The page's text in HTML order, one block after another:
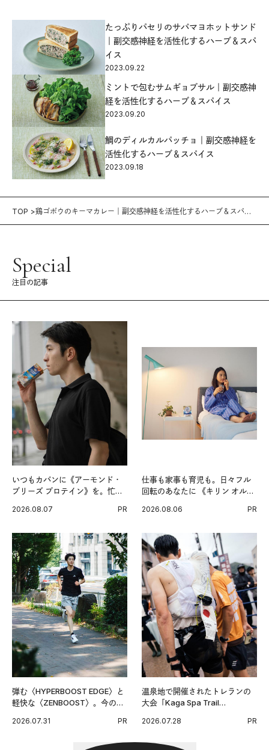
たっぷりパセリのサバマヨホットサンド
｜副交感神経を活性化するハーブ＆スパ
イス
2023.09.22
ミントで包むサムギョプサル｜副交感神
経を活性化するハーブ＆スパイス
2023.09.20
鯛のディルカルパッチョ｜副交感神経を
活性化するハーブ＆スパイス
2023.09.18
TOP
鶏ゴボウのキーマカレー｜副交感神経を活性化するハーブ＆スパイ
Special
注目の記事
いつもカバンに《アーモンド・
ブリーズ プロテイン》を。忙し
グ習慣。
2026.08.07 PR
仕事も家事も育児も。日々フル
回転のあなたに 《キリン オルニ
2026.08.06 PR
弾む〈HYPERBOOST EDGE〉と
軽快な〈ZENBOOST〉。今の時
出した新機軸。
2026.07.31 PR
温泉地で開催されたトレランの
大会「Kaga Spa Trail
戦を夢見るランナーたちの奮闘
2026.07.28 PR